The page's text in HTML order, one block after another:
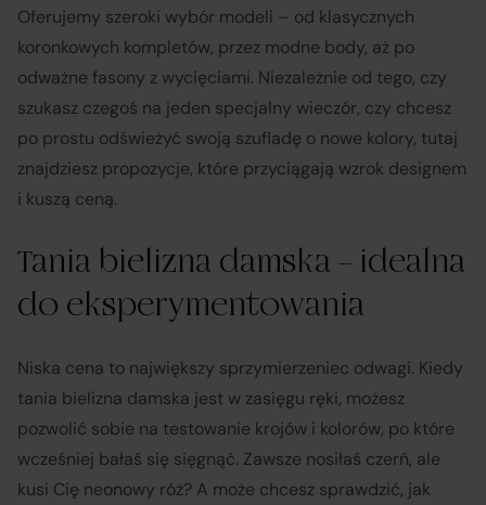
Oferujemy szeroki wybór modeli – od klasycznych
koronkowych kompletów, przez modne body, aż po
odważne fasony z wycięciami. Niezależnie od tego, czy
szukasz czegoś na jeden specjalny wieczór, czy chcesz
po prostu odświeżyć swoją szufladę o nowe kolory, tutaj
znajdziesz propozycje, które przyciągają wzrok designem
i kuszą ceną.
Tania bielizna damska – idealna
do eksperymentowania
Niska cena to największy sprzymierzeniec odwagi. Kiedy
tania bielizna damska jest w zasięgu ręki, możesz
pozwolić sobie na testowanie krojów i kolorów, po które
wcześniej bałaś się sięgnąć. Zawsze nosiłaś czerń, ale
kusi Cię neonowy róż? A może chcesz sprawdzić, jak